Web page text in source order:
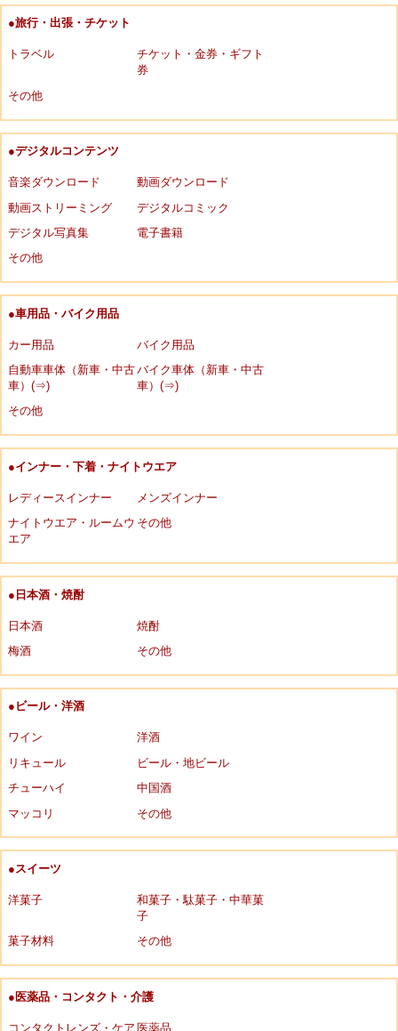
●旅行・出張・チケット
トラベル
チケット・金券・ギフト
券
その他
●デジタルコンテンツ
音楽ダウンロード
動画ダウンロード
動画ストリーミング
デジタルコミック
デジタル写真集
電子書籍
その他
●車用品・バイク用品
カー用品
バイク用品
自動車車体（新車・中古
車）(⇒)
バイク車体（新車・中古
車）(⇒)
その他
●インナー・下着・ナイトウエア
レディースインナー
メンズインナー
ナイトウエア・ルームウ
エア
その他
●日本酒・焼酎
日本酒
焼酎
梅酒
その他
●ビール・洋酒
ワイン
洋酒
リキュール
ビール・地ビール
チューハイ
中国酒
マッコリ
その他
●スイーツ
洋菓子
和菓子・駄菓子・中華菓
子
菓子材料
その他
●医薬品・コンタクト・介護
コンタクトレンズ・ケア 医薬品